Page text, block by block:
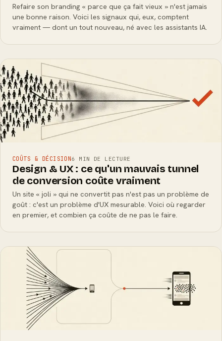
Refaire son branding « parce que ça fait vieux » n'est jamais
une bonne raison. Voici les signaux qui, eux, comptent
vraiment — dont un tout nouveau, né avec les assistants IA.
COÛTS & DÉCISION6 MIN DE LECTURE
Design & UX : ce qu'un mauvais tunnel
de conversion coûte vraiment
Un site « joli » qui ne convertit pas n'est pas un problème de
goût : c'est un problème d'UX mesurable. Voici où regarder
en premier, et combien ça coûte de ne pas le faire.